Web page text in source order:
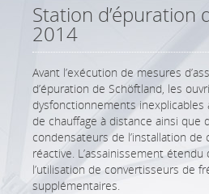
Station d’épuration
2014
Avant l’exécution de mesures
d’épuration de Schöftland, les
dysfonctionnements inexplicables
de chauffage à distance ainsi que
condensateurs de l’installation de
réactive. L’assainissement étendu
l’utilisation de convertisseurs de
supplémentaires.